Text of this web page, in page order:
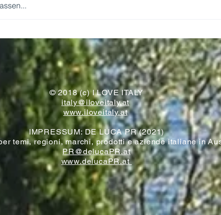
© 2018 (c) I LOVE ITALY
italy@iloveitaly.at
www.iloveitaly.at
IMPRESSUM: DE LUCA PR (2021)
temi, regioni, marchi, prodotti e aziende italiane in
PR@delucaPR.at
www.delucaPR.at